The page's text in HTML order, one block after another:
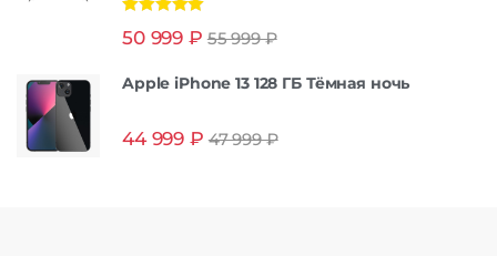
из 5
50 999 ₽ 55 999₽
Apple iPhone 13 128 ГБ Тёмная ночь
44 999 ₽ 47 999₽